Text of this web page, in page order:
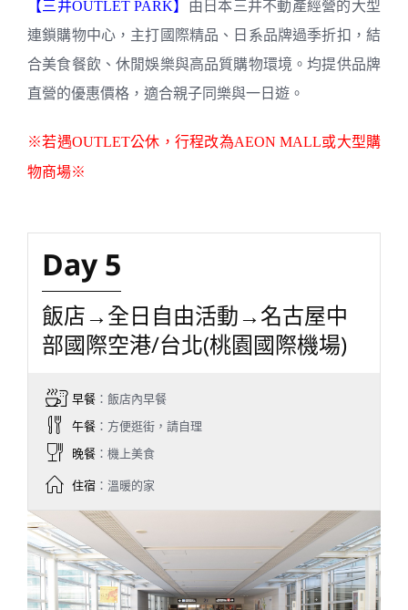
【三井OUTLET PARK】 由日本三井不動產經營的大型
連鎖購物中心，主打國際精品、日系品牌過季折扣，結
合美食餐飲、休閒娛樂與高品質購物環境。均提供品牌
直營的優惠價格，適合親子同樂與一日遊。
※若遇OUTLET公休，行程改為AEON MALL或大型購
物商場※
Day 5
飯店→全日自由活動→名古屋中
部國際空港/台北(桃園國際機場)
早餐 ：飯店內早餐
午餐 ：方便逛街，請自理
晚餐 ：機上美食
住宿 ：溫暖的家